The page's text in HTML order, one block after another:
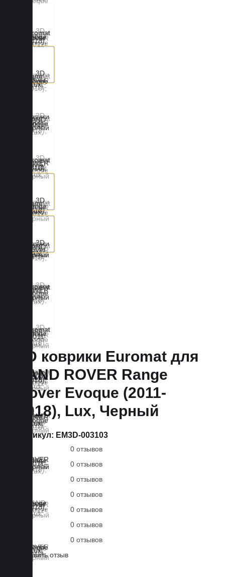
3D коврики Euromat для
LAND ROVER Range
Rover Evoque (2011-
2018), Lux, Черный
Артикул: EM3D-003103
0 отзывов
0 отзывов
0 отзывов
0 отзывов
0 отзывов
0 отзывов
0 отзывов
Оставить отзыв